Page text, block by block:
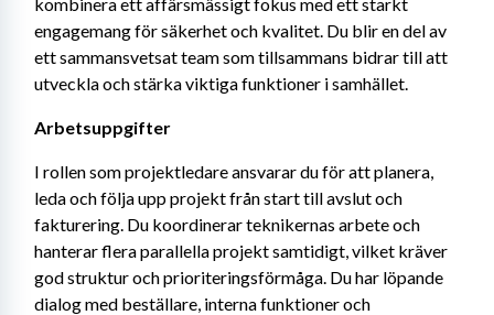
engagemang för säkerhet och kvalitet. Du blir en del av
ett sammansvetsat team som tillsammans bidrar till att
utveckla och stärka viktiga funktioner i samhället.
Arbetsuppgifter
I rollen som projektledare ansvarar du för att planera,
leda och följa upp projekt från start till avslut och
fakturering. Du koordinerar teknikernas arbete och
hanterar flera parallella projekt samtidigt, vilket kräver
god struktur och prioriteringsförmåga. Du har löpande
dialog med beställare, interna funktioner och